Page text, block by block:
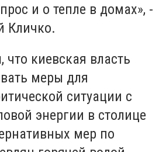
и о тепле в домах», -
Кличко.
что киевская власть
меры для
ситуации с
энергии в столице
мер по